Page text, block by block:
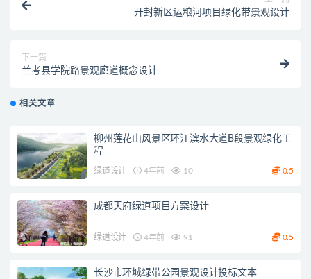
开封新区运粮河项目绿化带景观设计
下一篇
兰考县学院路景观廊道概念设计
相关文章
柳州莲花山风景区环江滨水大道B段景观绿化工
程
绿道设计 4年前 10 0.5
成都天府绿道项目方案设计
绿道设计 4年前 91 0.5
长沙市环城绿带公园景观设计投标文本